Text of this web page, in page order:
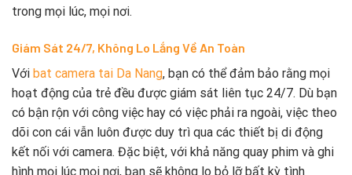
trong mọi lúc, mọi nơi.
Giám Sát 24/7, Không Lo Lắng Về An Toàn
Với bat camera tai Da Nang, bạn có thể đảm bảo rằng mọi
hoạt động của trẻ đều được giám sát liên tục 24/7. Dù bạn
có bận rộn với công việc hay có việc phải ra ngoài, việc theo
dõi con cái vẫn luôn được duy trì qua các thiết bị di động
kết nối với camera. Đặc biệt, với khả năng quay phim và ghi
hình mọi lúc mọi nơi, bạn sẽ không lo bỏ lỡ bất kỳ tình